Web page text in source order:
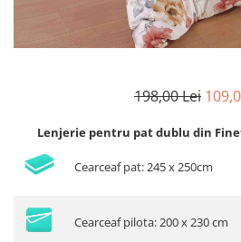
198,00 Lei
Lenjerie pentru pat dublu din
Cearceaf pat: 245 x 250cm
Cearceaf pilota: 200 x 230 cm